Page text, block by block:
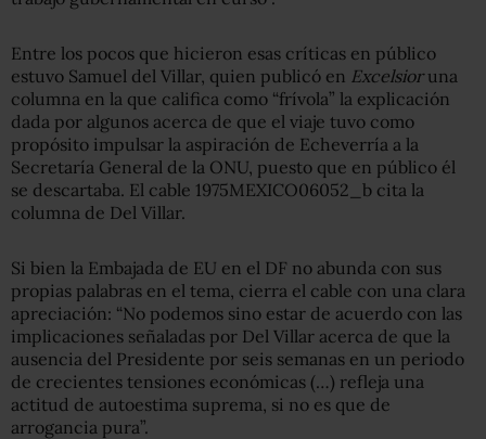
Entre los pocos que hicieron esas críticas en público
estuvo Samuel del Villar, quien publicó en Excelsioruna
columna en la que califica como “frívola” la explicación
dada por algunos acerca de que el viaje tuvo como
propósito impulsar la aspiración de Echeverría a la
Secretaría General de la ONU, puesto que en público él
se descartaba. El cable 1975MEXICO06052_b cita la
columna de Del Villar.
Si bien la Embajada de EU en el DF no abunda con sus
propias palabras en el tema, cierra el cable con una clara
apreciación: “No podemos sino estar de acuerdo con las
implicaciones señaladas por Del Villar acerca de que la
ausencia del Presidente por seis semanas en un periodo
de crecientes tensiones económicas (…) refleja una
actitud de autoestima suprema, si no es que de
arrogancia pura”.